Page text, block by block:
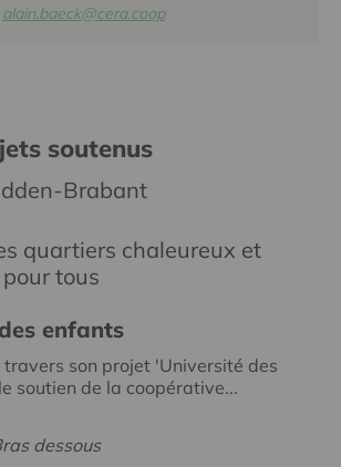
alain.baeck@cera.coop
soutenus
Brabant
quartiers chaleureux et
tous
enfants
travers son projet 'Université des
soutien de la coopérative...